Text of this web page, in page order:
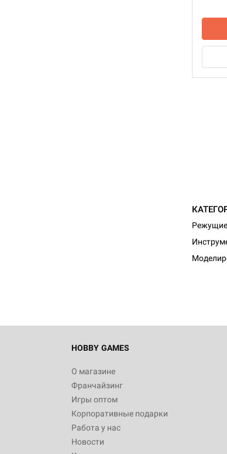
HOBBY GAMES
О магазине
Франчайзинг
Игры оптом
Корпоративные подарки
Работа у нас
Новости
Настольная игра Hobby World Журнал
"Мир фантастики. Спецвыпуск:
империи: Боевая тревога
799
Настольная игра Hobby World Сумерки
империи. Четвёртая редакция:
Рубеж
12 990